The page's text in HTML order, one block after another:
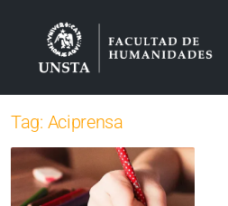
Tag: Aciprensa